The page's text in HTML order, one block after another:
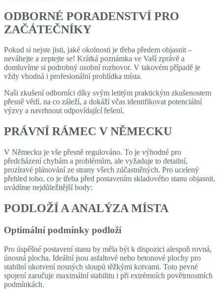
ODBORNÉ PORADENSTVÍ PRO
ZAČÁTEČNÍKY
Pokud si nejste jisti, jaké okolnosti je třeba předem objasnit –
neváhejte a zeptejte se! Krátká poznámka ve Vaší zprávě a
domluvíme si podrobný osobní rozhovor. V takovém případě je
vždy vhodná i profesionální prohlídka místa.
Naši zkušení odborníci díky svým letitým praktickým zkušenostem
přesně vědí, na co záleží, a dokáží včas identifikovat potenciální
výzvy a navrhnout odpovídající řešení.
PRÁVNÍ RÁMEC V NĚMECKU
V Německu je vše přesně regulováno. To je výhodné pro
předcházení chybám a problémům, ale vyžaduje to detailní,
prozíravé plánování ze strany všech zúčastněných. Pro ucelený
přehled toho, co je třeba před postavením skladového stanu objasnit,
uvádíme nejdůležitější body:
PODLOŽÍ A ANALÝZA MÍSTA
Optimální podmínky podloží
Pro úspěšné postavení stanu by měla být k dispozici alespoň rovná,
únosná plocha. Ideální jsou asfaltové nebo betonové plochy pro
stabilní ukotvení nosných sloupů těžkými kotvami. Toto pevné
spojení zaručuje maximální stabilitu i při extrémních povětrnostních
podmínkách.